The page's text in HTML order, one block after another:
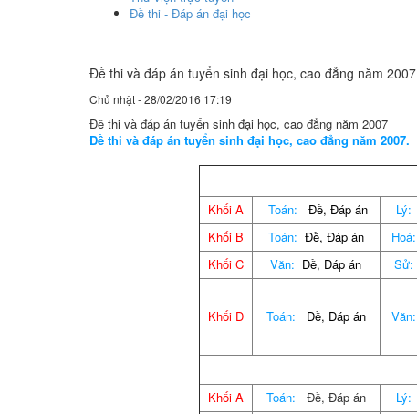
Đề thi - Đáp án đại học
Đề thi và đáp án tuyển sinh đại học, cao đẳng năm 2007
Chủ nhật - 28/02/2016 17:19
Đề thi và đáp án tuyển sinh đại học, cao đẳng năm 2007
Đề thi và đáp án tuyển sinh đại học, cao đẳng năm 2007.
Khối A Toán: Đề, Đáp án Lý:
Khối B
Toán: Đề, Đáp án Hoá:
Khối C
Văn: Đề, Đáp án Sử:
Khối D Toán: Đề, Đáp án Văn:
Khối A Toán: Đề, Đáp án Lý: